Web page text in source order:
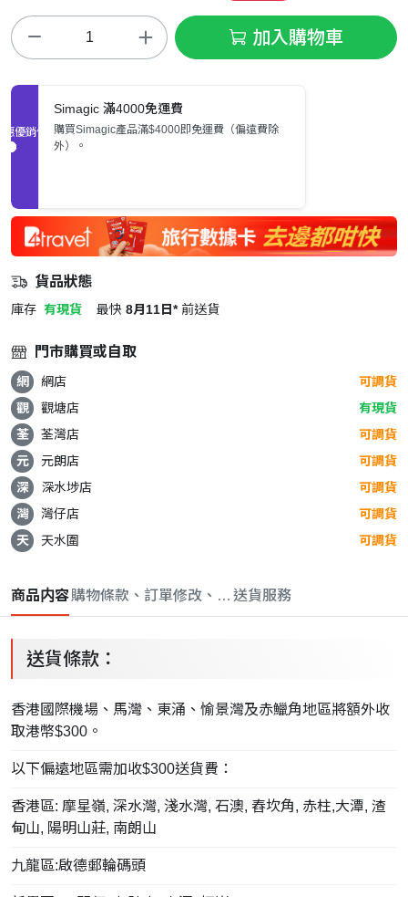
加入購物車
促銷優惠
Simagic 滿4000免運費
購買Simagic產品滿$4000即免運費（偏遠費除
外）。
貨品狀態
庫存 有現貨 最快 8月11日* 前送貨
門市購買或自取
網 網店
可調貨
觀
觀塘店
有現貨
荃
荃灣店
可調貨
元
元朗店
可調貨
深
深水埗店
可調貨
灣
灣仔店
可調貨
天
天水圍 可調貨
商品内容購物條款、訂單修改、取消與退款政策
送貨服務
送貨條款：
香港國際機場、馬灣、東涌、愉景灣及赤鱲角地區將額外收
取港幣$300。
以下偏遠地區需加收$300送貨費：
香港區: 摩星嶺, 深水灣, 淺水灣, 石澳, 舂坎角, 赤柱,大潭, 渣
甸山, 陽明山莊, 南朗山
九龍區:啟德郵輪碼頭